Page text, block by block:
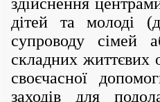
дітей та молоді
супроводу сімей
складних життєвих
своєчасної
заходів для